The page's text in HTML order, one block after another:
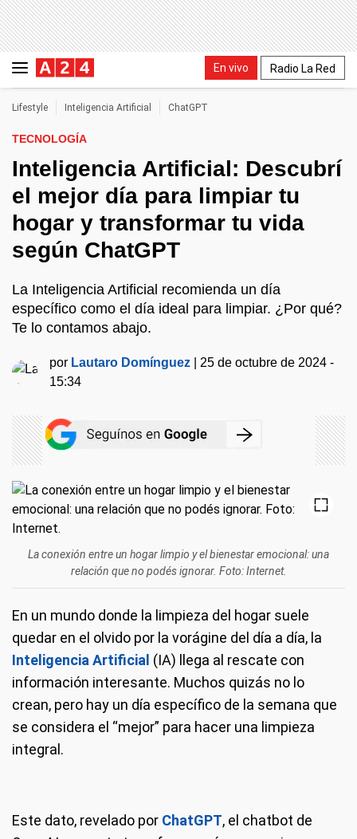
En vivo Radio La Red
Lifestyle Inteligencia Artificial ChatGPT
TECNOLOGÍA
Inteligencia Artificial: Descubrí
el mejor día para limpiar tu
hogar y transformar tu vida
según ChatGPT
La Inteligencia Artificial recomienda un día
específico como el día ideal para limpiar. ¿Por qué?
Te lo contamos abajo.
por Lautaro Domínguez
25 de octubre de 2024 -
15:34
La conexión entre un hogar limpio y el bienestar emocional: una
relación que no podés ignorar. Foto: Internet.
En un mundo donde la limpieza del hogar suele
quedar en el olvido por la vorágine del día a día, la
Inteligencia Artificial (IA) llega al rescate con
información interesante. Muchos quizás no lo
crean, pero hay un día específico de la semana que
se considera el “mejor” para hacer una limpieza
integral.
Este dato, revelado por ChatGPT, el chatbot de